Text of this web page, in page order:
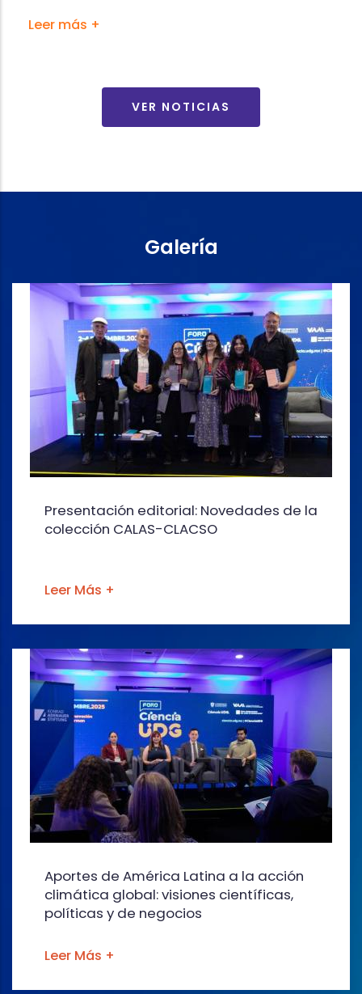
Leer más +
VER NOTICIAS
Galería
Presentación editorial: Novedades de la
colección CALAS-CLACSO
Leer Más +
Aportes de América Latina a la acción
climática global: visiones científicas,
políticas y de negocios
Leer Más +